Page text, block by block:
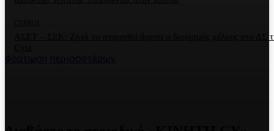
ΑΣΕΤ – ΣΕΚ: Ζητά να αναιρεθεί άμεσα ο διορισμός μέλους στο ΔΣ